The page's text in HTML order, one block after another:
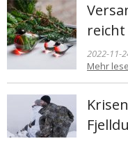
reicht
2022-11-
Mehr